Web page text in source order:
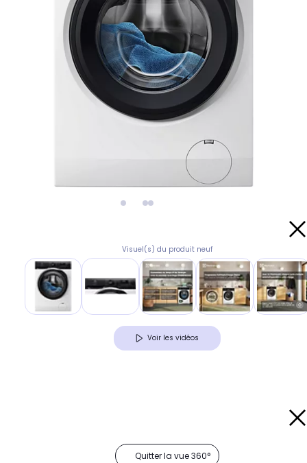
Visuel(s) du produit neuf
Voir les vidéos
Quitter la vue 360°